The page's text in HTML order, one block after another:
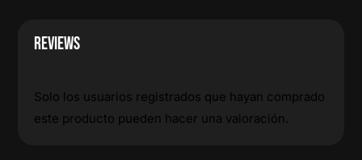
REVIEWS
Solo los usuarios registrados que hayan comprado
este producto pueden hacer una valoración.